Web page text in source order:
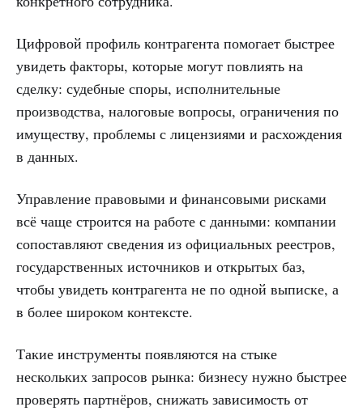
Цифровой профиль контрагента помогает быстрее
увидеть факторы, которые могут повлиять на
сделку: судебные споры, исполнительные
производства, налоговые вопросы, ограничения по
имуществу, проблемы с лицензиями и расхождения
в данных.
Управление правовыми и финансовыми рисками
всё чаще строится на работе с данными: компании
сопоставляют сведения из официальных реестров,
государственных источников и открытых баз,
чтобы увидеть контрагента не по одной выписке, а
в более широком контексте.
Такие инструменты появляются на стыке
нескольких запросов рынка: бизнесу нужно быстрее
проверять партнёров, снижать зависимость от